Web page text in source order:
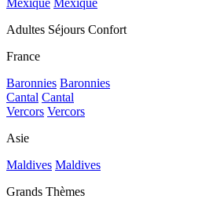
Mexique Mexique
Adultes Séjours Confort
France
Baronnies Baronnies
Cantal Cantal
Vercors Vercors
Asie
Maldives Maldives
Grands Thèmes